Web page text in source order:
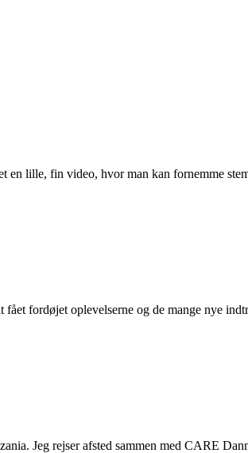
en lille, fin video, hvor man kan fornemme
fordøjet oplevelserne og de mange nye
Jeg rejser afsted sammen med CARE